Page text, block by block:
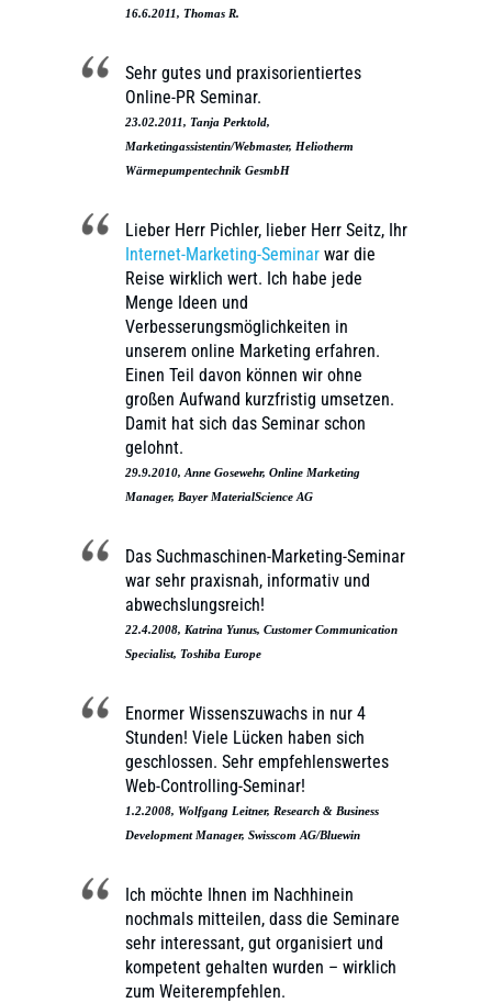
16.6.2011, Thomas R.
Sehr gutes und praxisorientiertes
Online-PR Seminar.
23.02.2011, Tanja Perktold,
Marketingassistentin/Webmaster, Heliotherm
Wärmepumpentechnik GesmbH
Lieber Herr Pichler, lieber Herr Seitz, Ihr
Internet-Marketing-Seminar war die
Reise wirklich wert. Ich habe jede
Menge Ideen und
Verbesserungsmöglichkeiten in
unserem online Marketing erfahren.
Einen Teil davon können wir ohne
großen Aufwand kurzfristig umsetzen.
Damit hat sich das Seminar schon
gelohnt.
29.9.2010, Anne Gosewehr, Online Marketing
Manager, Bayer MaterialScience AG
Das Suchmaschinen-Marketing-Seminar
war sehr praxisnah, informativ und
abwechslungsreich!
22.4.2008, Katrina Yunus, Customer Communication
Specialist, Toshiba Europe
Enormer Wissenszuwachs in nur 4
Stunden! Viele Lücken haben sich
geschlossen. Sehr empfehlenswertes
Web-Controlling-Seminar!
1.2.2008, Wolfgang Leitner, Research & Business
Development Manager, Swisscom AG/Bluewin
Ich möchte Ihnen im Nachhinein
nochmals mitteilen, dass die Seminare
sehr interessant, gut organisiert und
kompetent gehalten wurden – wirklich
zum Weiterempfehlen.